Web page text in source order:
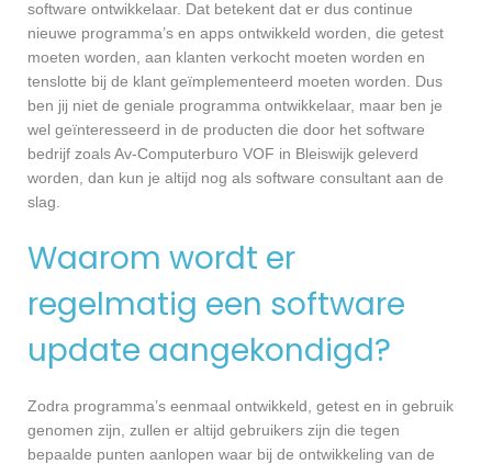
software ontwikkelaar. Dat betekent dat er dus continue
nieuwe programma’s en apps ontwikkeld worden, die getest
moeten worden, aan klanten verkocht moeten worden en
tenslotte bij de klant geïmplementeerd moeten worden. Dus
ben jij niet de geniale programma ontwikkelaar, maar ben je
wel geïnteresseerd in de producten die door het software
bedrijf zoals Av-Computerburo VOF in Bleiswijk geleverd
worden, dan kun je altijd nog als software consultant aan de
slag.
Waarom wordt er
regelmatig een software
update aangekondigd?
Zodra programma’s eenmaal ontwikkeld, getest en in gebruik
genomen zijn, zullen er altijd gebruikers zijn die tegen
bepaalde punten aanlopen waar bij de ontwikkeling van de